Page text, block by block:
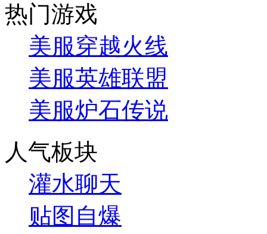
热门游戏
美服穿越火线
美服英雄联盟
美服炉石传说
人气板块
灌水聊天
贴图自爆